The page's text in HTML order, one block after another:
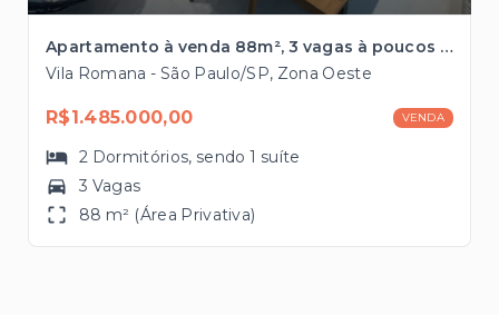
Apartamento à venda 88m², 3 vagas à poucos minutos do Bourbon Shopping
Vila Romana - São Paulo/SP, Zona Oeste
R$1.485.000,00 VENDA
2 Dormitórios, sendo1 suíte
3 Vagas
88 m² (Área Privativa)